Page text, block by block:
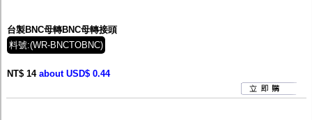
台製BNC母轉BNC母轉接頭
料號:(WR-BNCTOBNC)
NT$ 14 about USD$ 0.44